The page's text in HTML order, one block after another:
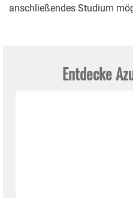
anschließendes Studium
Entdecke